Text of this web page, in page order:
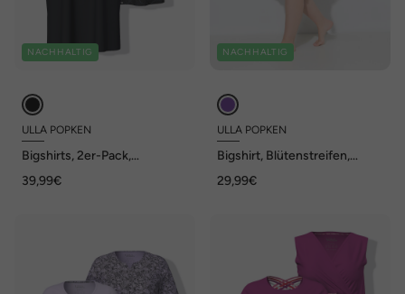
NACHHALTIG
ULLA POPKEN
Bigshirts, 2er-Pack,
Halbarm
39,99€
NACHHALTIG
ULLA POPKEN
Bigshirt, Blütenstreifen,
29,99€